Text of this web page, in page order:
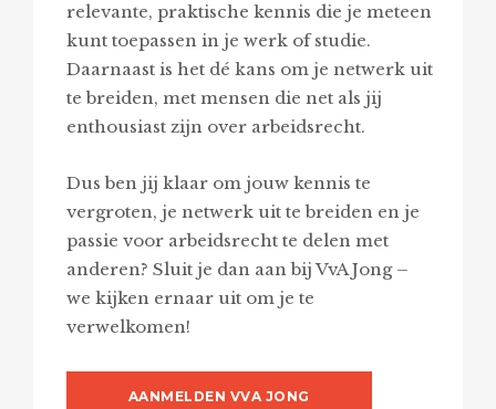
relevante, praktische kennis die je meteen
kunt toepassen in je werk of studie.
Daarnaast is het dé kans om je netwerk uit
te breiden, met mensen die net als jij
enthousiast zijn over arbeidsrecht.
Dus ben jij klaar om jouw kennis te
vergroten, je netwerk uit te breiden en je
passie voor arbeidsrecht te delen met
anderen? Sluit je dan aan bij VvA Jong –
we kijken ernaar uit om je te
verwelkomen!
AANMELDEN VVA JONG